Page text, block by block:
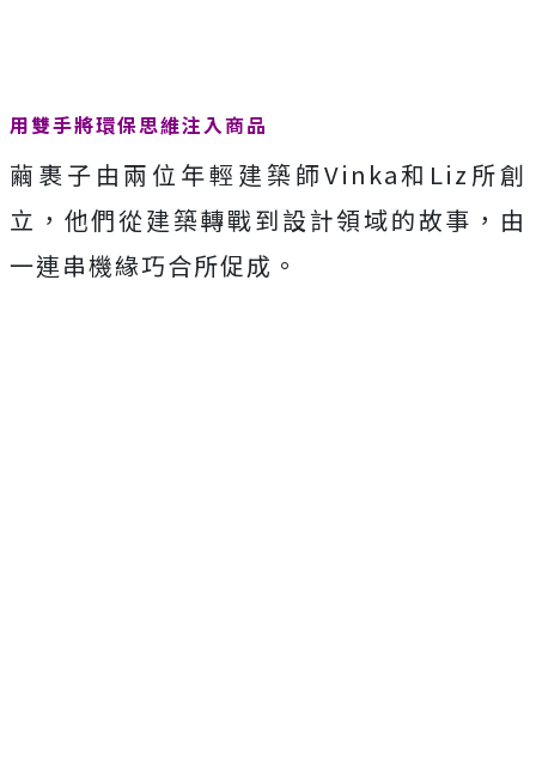
用雙手將環保思維注入商品
繭裹子由兩位年輕建築師Vinka和Liz所創
立，他們從建築轉戰到設計領域的故事，由
一連串機緣巧合所促成。